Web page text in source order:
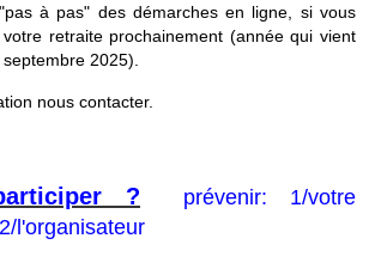
à pas" des démarches en ligne, si vous
retraite prochainement (année qui vient
2025).
nous contacter.
?
prévenir: 1/votre
l'organisateur